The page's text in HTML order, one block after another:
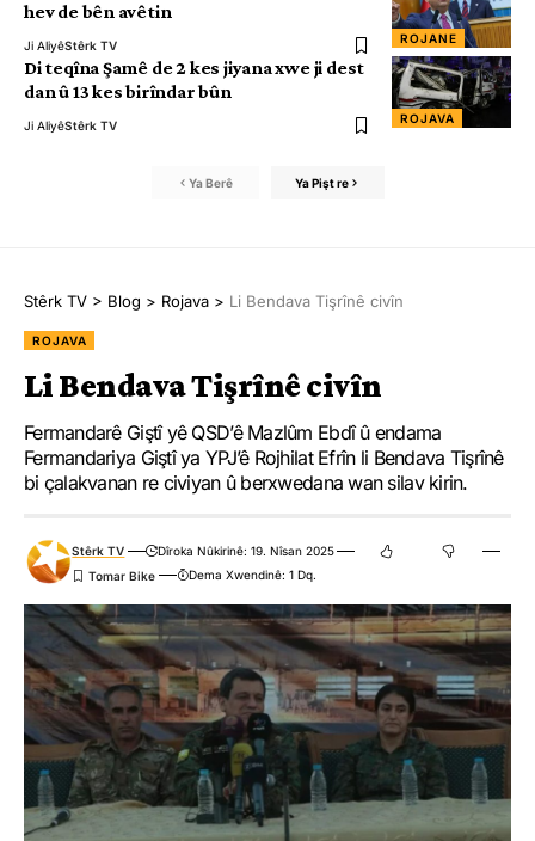
ROJANE
hev de bên avêtin
Ji AliyêStêrk TV
ROJAVA
Di teqîna Şamê de 2 kes jiyana xwe ji dest
dan û 13 kes birîndar bûn
Ji AliyêStêrk TV
Ya Berê Ya Pişt re
Stêrk TV > Blog > Rojava > Li Bendava Tişrînê civîn
ROJAVA
Li Bendava Tişrînê civîn
Fermandarê Giştî yê QSD’ê Mazlûm Ebdî û endama
Fermandariya Giştî ya YPJ’ê Rojhilat Efrîn li Bendava Tişrînê
bi çalakvanan re civiyan û berxwedana wan silav kirin.
Stêrk TV
Dîroka Nûkirinê: 19. Nîsan 2025
Dema Xwendinê: 1 Dq.